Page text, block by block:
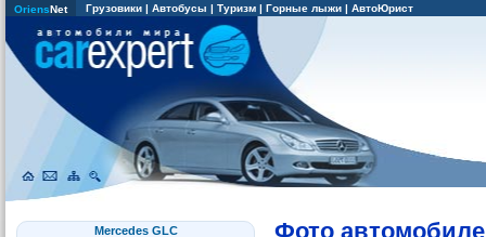
OriensNet Грузовики | Автобусы | Туризм | Горные лыжи | АвтоЮрист
Mercedes GLC Фото